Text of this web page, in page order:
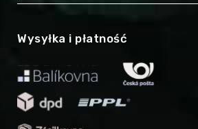
Wysyłka i płatność